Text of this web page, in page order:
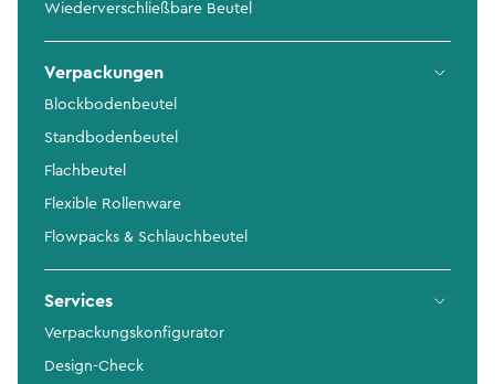
Wiederverschließbare Beutel
Verpackungen
Blockbodenbeutel
Standbodenbeutel
Flachbeutel
Flexible Rollenware
Flowpacks & Schlauchbeutel
Services
Verpackungskonfigurator
Design-Check